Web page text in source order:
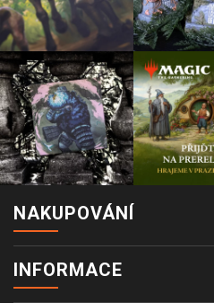
NAKUPOVÁNÍ
INFORMACE